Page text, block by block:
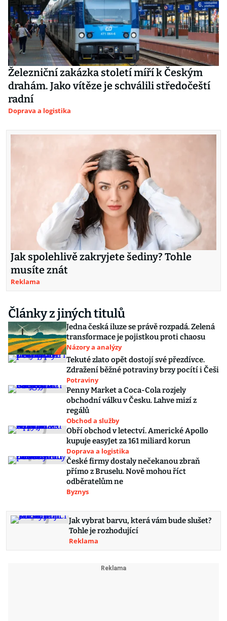
Železniční zakázka století míří k Českým
drahám. Jako vítěze je schválili středočeští
radní
Doprava a logistika
Jak spolehlivě zakryjete šediny? Tohle
musíte znát
Reklama
Články z jiných titulů
Jedna česká iluze se právě rozpadá. Zelená
transformace je pojistkou proti chaosu
Názory a analýzy
Tekuté zlato opět dostojí své přezdívce.
Zdražení běžné potraviny brzy pocítí i Češi
Potraviny
Penny Market a Coca-Cola rozjely
obchodní válku v Česku. Lahve mizí z
regálů
Obchod a služby
Obří obchod v letectví. Americké Apollo
kupuje easyJet za 161 miliard korun
Doprava a logistika
České firmy dostaly nečekanou zbraň
přímo z Bruselu. Nově mohou říct
odběratelům ne
Byznys
Jak vybrat barvu, která vám bude slušet?
Tohle je rozhodující
Reklama